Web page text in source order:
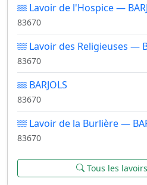
Lavoir de l'Hospice —
83670
Lavoir des Religieuses —
83670
BARJOLS
83670
Lavoir de la Burlière —
83670
Tous les lavoirs